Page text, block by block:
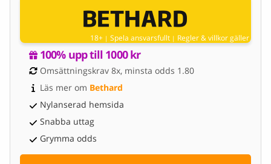
18+ | Spela ansvarsfullt | Regler & villkor gäller
100% upp till 1000 kr
Omsättningskrav 8x, minsta odds 1.80
Läs mer om Bethard
Nylanserad hemsida
Snabba uttag
Grymma odds